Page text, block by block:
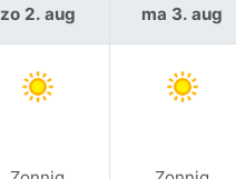
zo 2. aug ma 3. aug